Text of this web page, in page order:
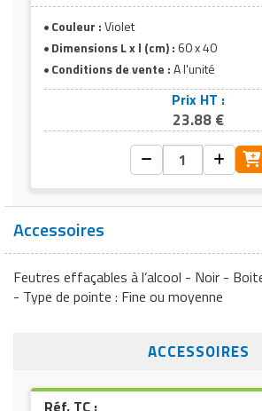
Panneau orange
Feutres effaçables (en
Couleur :Violet
Dimensions L x l (cm) : 60 x 40
Conditions de vente :A l'unité
Prix HT :
23.88 €
Accessoires
Feutres effaçables à l’alcool - Noir -
- Type de pointe : Fine ou moyenne
ACCESSOIRES
Réf. TC :